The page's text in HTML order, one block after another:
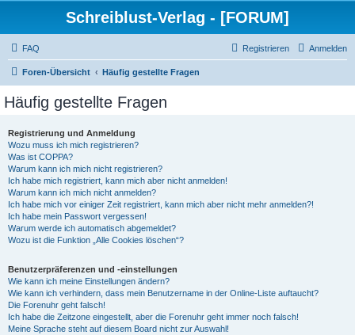
Schreiblust-Verlag - [FORUM]
FAQ Anmelden
Registrieren
Foren-Übersicht Häufig gestellte Fragen
Häufig gestellte Fragen
Registrierung und Anmeldung
Wozu muss ich mich registrieren?
Was ist COPPA?
Warum kann ich mich nicht registrieren?
Ich habe mich registriert, kann mich aber nicht anmelden!
Warum kann ich mich nicht anmelden?
Ich habe mich vor einiger Zeit registriert, kann mich aber nicht mehr anmelden?!
Ich habe mein Passwort vergessen!
Warum werde ich automatisch abgemeldet?
Wozu ist die Funktion „Alle Cookies löschen“?
Benutzerpräferenzen und -einstellungen
Wie kann ich meine Einstellungen ändern?
Wie kann ich verhindern, dass mein Benutzername in der Online-Liste auftaucht?
Die Forenuhr geht falsch!
Ich habe die Zeitzone eingestellt, aber die Forenuhr geht immer noch falsch!
Meine Sprache steht auf diesem Board nicht zur Auswahl!